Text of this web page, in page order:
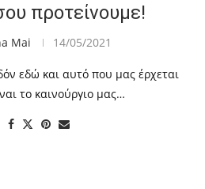
προτείνουμε!
Mai 14/05/2021
εδώ και αυτό που μας έρχεται
το καινούργιο μας…